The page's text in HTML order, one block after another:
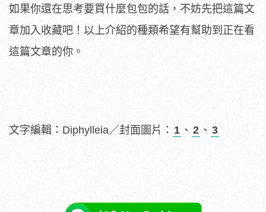
如果你還在思考要買什麼包包的話，不妨先把這篇文
章加入收藏吧！以上介紹的種類希望有幫助到正在看
這篇文章的你。
文字編輯：Diphylleia／封面圖片： 1 、 2 、 3